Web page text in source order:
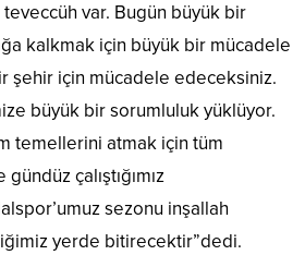
var. Bugün büyük bir
kalkmak için büyük bir mücadele
şehir için mücadele edeceksiniz.
büyük bir sorumluluk yüklüyor.
temellerini atmak için tüm
çalıştığımız
sezonu inşallah
yerde bitirecektir”dedi.